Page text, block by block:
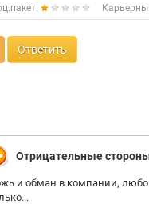
Ответить
Отрицательные
и обман в компании,